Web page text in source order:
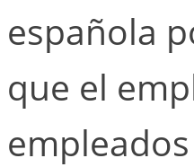
española
que el